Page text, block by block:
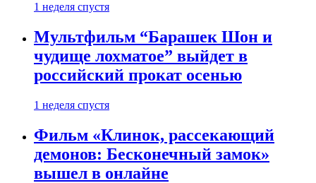
1 неделя спустя
Мультфильм “Барашек Шон и
чудище лохматое” выйдет в
российский прокат осенью
1 неделя спустя
Фильм «Клинок, рассекающий
демонов: Бесконечный замок»
вышел в онлайне